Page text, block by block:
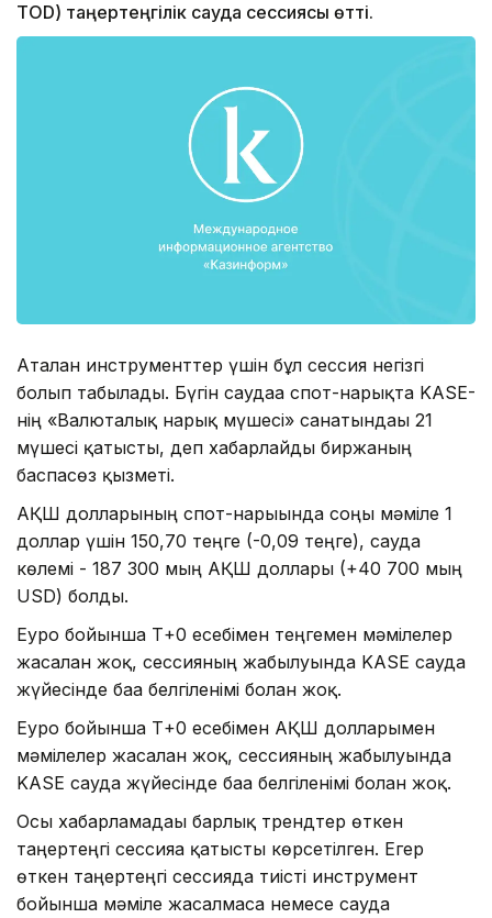
TOD) таңертеңгілік сауда сессиясы өтті.
Аталған инструменттер үшін бұл сессия негізгі
болып табылады. Бүгін саудаға спот-нарықта KASE-
нің «Валюталық нарық мүшесі» санатындағы 21
мүшесі қатысты, деп хабарлайды биржаның
баспасөз қызметі.
АҚШ долларының спот-нарығында соңғы мәміле 1
доллар үшін 150,70 теңге (-0,09 теңге), сауда
көлемі - 187 300 мың АҚШ доллары (+40 700 мың
USD) болды.
Еуро бойынша Т+0 есебімен теңгемен мәмілелер
жасалған жоқ, сессияның жабылуында KASE сауда
жүйесінде баға белгіленімі болған жоқ.
Еуро бойынша Т+0 есебімен АҚШ долларымен
мәмілелер жасалған жоқ, сессияның жабылуында
KASE сауда жүйесінде баға белгіленімі болған жоқ.
Осы хабарламадағы барлық трендтер өткен
таңертеңгі сессияға қатысты көрсетілген. Егер
өткен таңертеңгі сессияда тиісті инструмент
бойынша мәміле жасалмаса немесе сауда